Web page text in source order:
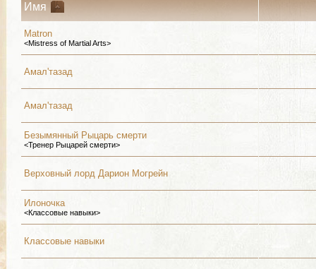
Имя
Matron
<Mistress of Martial Arts>
Амал'тазад
Амал'тазад
Безымянный Рыцарь смерти
<Тренер Рыцарей смерти>
Верховный лорд Дарион Могрейн
Илоночка
<Классовые навыки>
Классовые навыки